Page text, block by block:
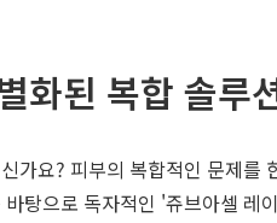
화된 복합 솔루
요? 피부의 복합적인 문제
탕으로 독자적인 '쥬브아셀